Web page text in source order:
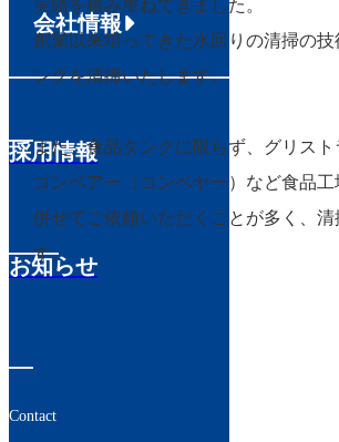
会社情報
採用情報
お知らせ
Contact
実績を積み重ねてきました。
創業以来培ってきた水回りの清掃の
ンクを清掃いたします。
また、食品タンクに限らず、グリス
コンベアー（コンベヤー）など食品
併せてご依頼いただくことが多く、
す。